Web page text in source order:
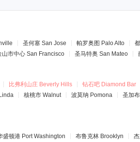
圣何塞 San Jose 帕罗奥图 Palo Alto
山市中心 San Francisco 圣马特奥 San Mateo
比弗利山庄 Beverly Hills 钻石吧 Diamond Bar
核桃市 Walnut 波莫纳 Pomona 圣加
盛顿港 Port Washington 布鲁克林 Brooklyn